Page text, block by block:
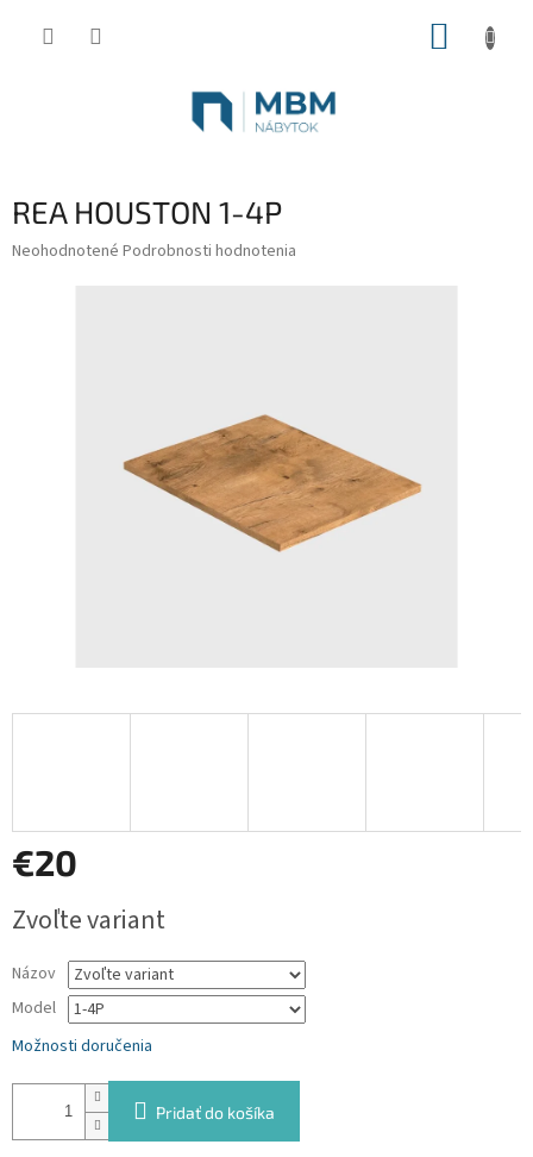
REA HOUSTON 1-4P
Priemerné
Neohodnotené Podrobnosti hodnotenia
€20
cena:
Zvoľte variant
Názov
Model
Možnosti doručenia
Pridať do košíka